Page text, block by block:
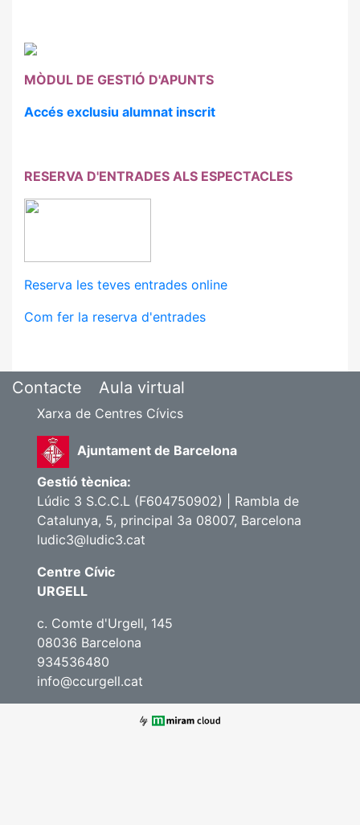
MÒDUL DE GESTIÓ D'APUNTS
Accés exclusiu alumnat inscrit
RESERVA D'ENTRADES ALS ESPECTACLES
Reserva les teves entrades online
Com fer la reserva d'entrades
Contacte Aula virtual
Xarxa de Centres Cívics
Ajuntament de Barcelona
Gestió tècnica:
Lúdic 3 S.C.C.L (F604750902) | Rambla de
Catalunya, 5, principal 3a 08007, Barcelona
ludic3@ludic3.cat
Centre Cívic
URGELL
c. Comte d'Urgell, 145
08036 Barcelona
934536480
info@ccurgell.cat